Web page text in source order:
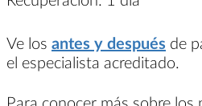
Ve los antes y después de
el especialista acreditado.
Para conocer más sobre